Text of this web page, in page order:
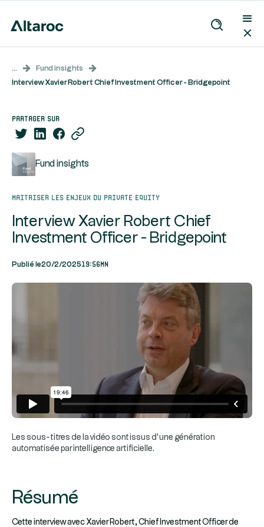
...
Fund insights
Interview Xavier Robert Chief Investment Officer - Bridgepoint
partager sur
Fund insights
Maitriser les enjeux du Private Equity
Interview Xavier Robert Chief
Investment Officer - Bridgepoint
Publié le20/2/202519:56mn
Les sous-titres de la vidéo sont issus d’une génération
automatisée par intelligence artificielle.
Résumé
Cette interview avec Xavier Robert, Chief Investment Officer de